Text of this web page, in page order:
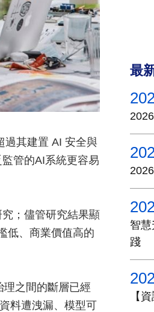
過其建置 AI 安全與
管的AI系統更容易
；儘管研究結果顯
低、商業價值高的
之間的斷層已經
料遭洩漏、模型可
最
智
踐
【